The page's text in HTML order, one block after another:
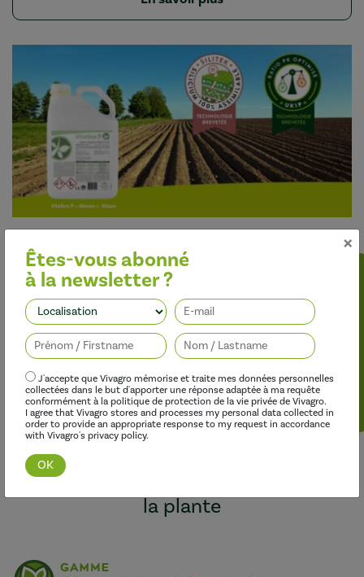
Pomme de terre/Sécheresse : Sécurisez le
développement de vos pommes de terre avec Vitelice
P*
En savoir plus
Trois gammes complémentaires
pour répondre à tous les besoins de
la plante
×
Êtes-vous abonné
à la newsletter ?
J'accepte que Vivagro mémorise et traite mes données personnelles
collectées dans le but d'apporter une réponse adaptée à ma requête
conformément à la politique de protection de la vie privée de Vivagro.
I agree that Vivagro stores and processes my personal data collected in
order to provide an appropriate response to my request in accordance
with Vivagro's privacy policy.